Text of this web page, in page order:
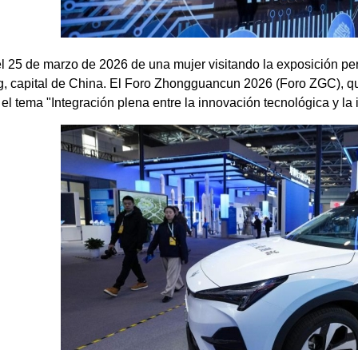
25 de marzo de 2026 de una mujer visitando la exposición
capital de China. El Foro Zhongguancun 2026 (Foro ZGC),
el tema "Integración plena entre la innovación tecnológica y